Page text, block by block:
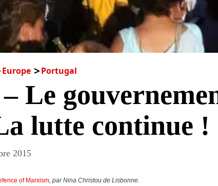
Europe Portugal
Le
lutte continue !
2015
of Marxism , par Nina Christou de Lisbonne.